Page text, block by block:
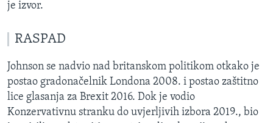
je izvor.
RASPAD
Johnson se nadvio nad britanskom politikom otkako je
postao gradonačelnik Londona 2008. i postao zaštitno
lice glasanja za Brexit 2016. Dok je vodio
Konzervativnu stranku do uvjerljivih izbora 2019., bio